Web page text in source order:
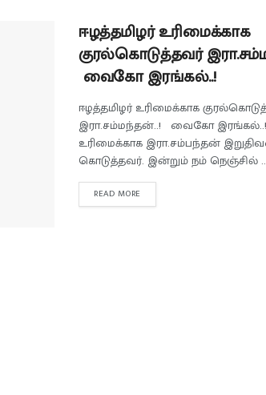
ஈழத்தமிழர் உரிமைக்காக
குரல்கொடுத்தவர்
வைகோ இரங்கல்..!
ஈழத்தமிழர் உரிமைக்காக
இரா.சம்மந்தன்..! வைகோ
உரிமைக்காக இரா.சம்பந்தன்
கொடுத்தவர். இன்றும் நம் நெஞ்சில்
READ MORE